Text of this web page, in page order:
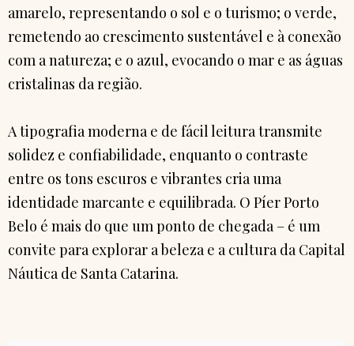
amarelo, representando o sol e o turismo; o verde,
remetendo ao crescimento sustentável e à conexão
com a natureza; e o azul, evocando o mar e as águas
cristalinas da região.
A tipografia moderna e de fácil leitura transmite
solidez e confiabilidade, enquanto o contraste
entre os tons escuros e vibrantes cria uma
identidade marcante e equilibrada. O Píer Porto
Belo é mais do que um ponto de chegada – é um
convite para explorar a beleza e a cultura da Capital
Náutica de Santa Catarina.